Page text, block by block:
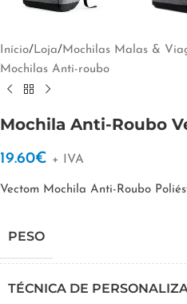
Início/Loja/Mochilas Malas &
Mochilas Anti-roubo
Mochila Anti-Roubo
19.60€ + IVA
Vectom Mochila Anti-Roubo
PESO
TÉCNICA DE